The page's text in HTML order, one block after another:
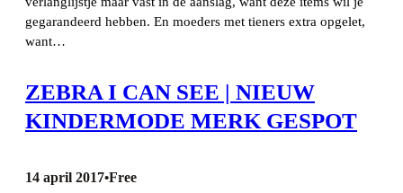
gegarandeerd hebben. En moeders met tieners extra opgelet,
want…
ZEBRA I CAN SEE | NIEUW
KINDERMODE MERK GESPOT
14 april 2017•Free